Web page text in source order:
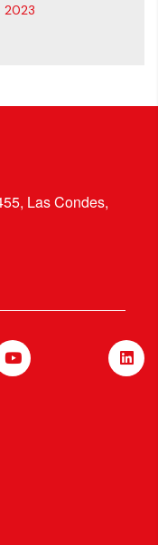
2023
Las Condes,